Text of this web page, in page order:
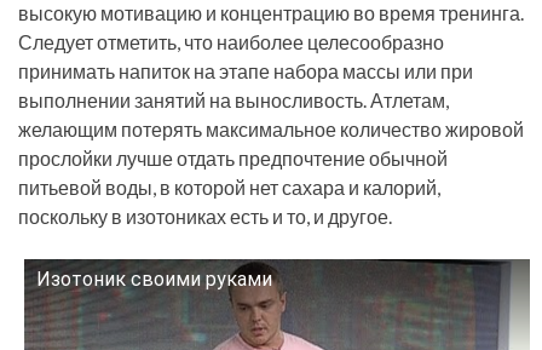
высокую мотивацию и концентрацию во время тренинга.
Следует отметить, что наиболее целесообразно
принимать напиток на этапе набора массы или при
выполнении занятий на выносливость. Атлетам,
желающим потерять максимальное количество жировой
прослойки лучше отдать предпочтение обычной
питьевой воды, в которой нет сахара и калорий,
поскольку в изотониках есть и то, и другое.
Изотоник своими руками
Смотрите это видео на YouTube